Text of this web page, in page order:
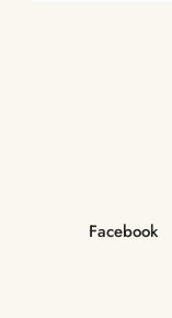
Facebook